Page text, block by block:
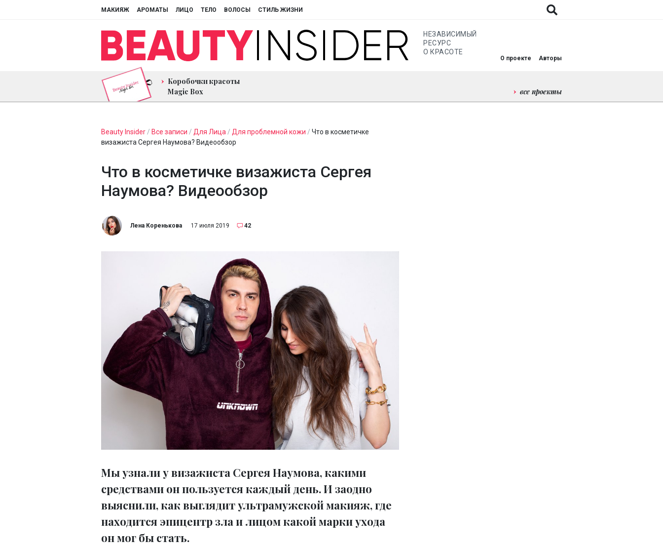
МАКИЯЖ АРОМАТЫ ЛИЦО ТЕЛО ВОЛОСЫ СТИЛЬ ЖИЗНИ
НЕЗАВИСИМЫЙ
РЕСУРС
О КРАСОТЕ
О проекте Авторы
Коробочки красоты
Magic Box
все проекты
Beauty Insider / Все записи / Для Лица / Для проблемной кожи / Что в косметичке
визажиста Сергея Наумова? Видеообзор
Что в косметичке визажиста Сергея
Наумова? Видеообзор
Лена Коренькова 17 июля 2019 42
Мы узнали у визажиста Сергея Наумова, какими
средствами он пользуется каждый день. И заодно
выяснили, как выглядит ультрамужской макияж, где
находится эпицентр зла и лицом какой марки ухода
он мог бы стать.